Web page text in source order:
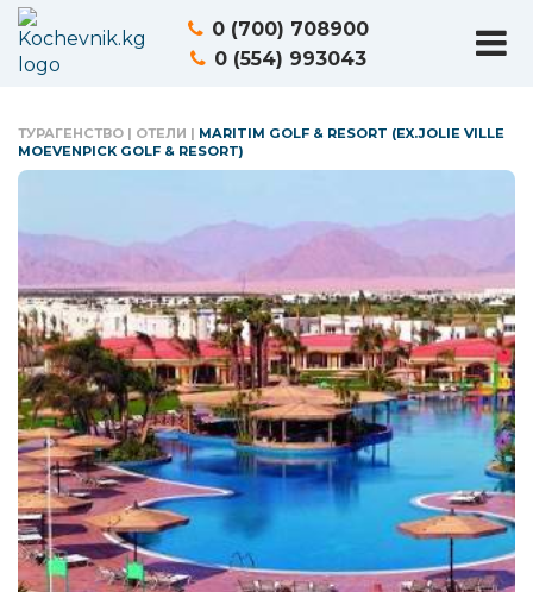
0 (700) 708900
0 (554) 993043
ТУРАГЕНСТВО | ОТЕЛИ | MARITIM GOLF & RESORT (EX.JOLIE VILLE
MOEVENPICK GOLF & RESORT)